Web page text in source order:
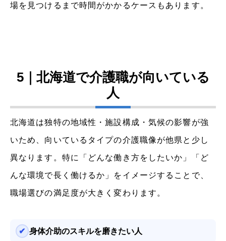
場を見つけるまで時間がかかるケースもあります。
5｜北海道で介護職が向いている
人
北海道は独特の地域性・施設構成・気候の影響が強
いため、向いているタイプの介護職像が他県と少し
異なります。特に「どんな働き方をしたいか」「ど
んな環境で長く働けるか」をイメージすることで、
職場選びの満足度が大きく変わります。
身体介助のスキルを磨きたい人